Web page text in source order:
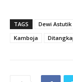
TAGS Dewi Astutik
Kamboja